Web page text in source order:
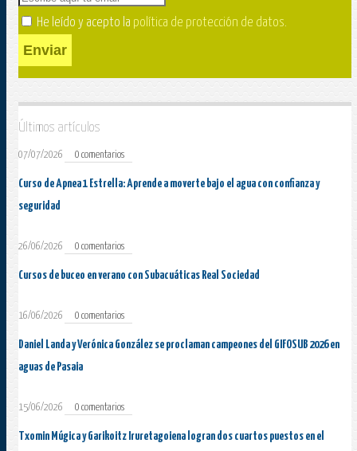
He leído y acepto la política de protección de datos.
Enviar
Últimos artículos
07/07/2026 0 comentarios
Curso de Apnea 1 Estrella: Aprende a moverte bajo el agua con confianza y
seguridad
26/06/2026 0 comentarios
Cursos de buceo en verano con Subacuáticas Real Sociedad
16/06/2026 0 comentarios
Daniel Landa y Verónica González se proclaman campeones del GIFOSUB 2026 en
aguas de Pasaia
15/06/2026 0 comentarios
Txomin Múgica y Garikoitz Iruretagoiena logran dos cuartos puestos en el